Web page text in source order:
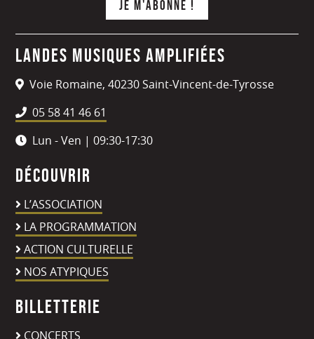
Landes Musiques Amplifiées
Voie Romaine, 40230 Saint-Vincent-de-Tyrosse
05 58 41 46 61
Lun - Ven | 09:30-17:30
Découvrir
L’ASSOCIATION
LA PROGRAMMATION
ACTION CULTURELLE
NOS ATYPIQUES
Billetterie
CONCERTS